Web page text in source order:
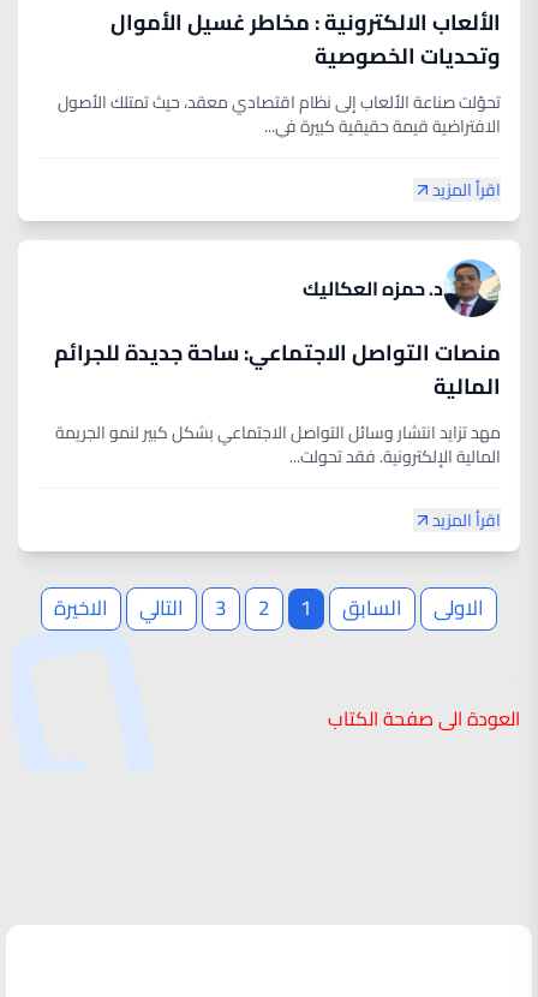
الألعاب الالكترونية : مخاطر غسيل الأموال
وتحديات الخصوصية
تحوّلت صناعة الألعاب إلى نظام اقتصادي معقد، حيث تمتلك الأصول
الافتراضية قيمة حقيقية كبيرة في...
اقرأ المزيد
د. حمزه العكاليك
منصات التواصل الاجتماعي: ساحة جديدة للجرائم
المالية
مهد تزايد انتشار وسائل التواصل الاجتماعي بشكل كبير لنمو الجريمة
المالية الإلكترونية. فقد تحولت...
اقرأ المزيد
الاولى السابق 1
2
3 التالي الاخيرة
العودة الى صفحة الكتاب